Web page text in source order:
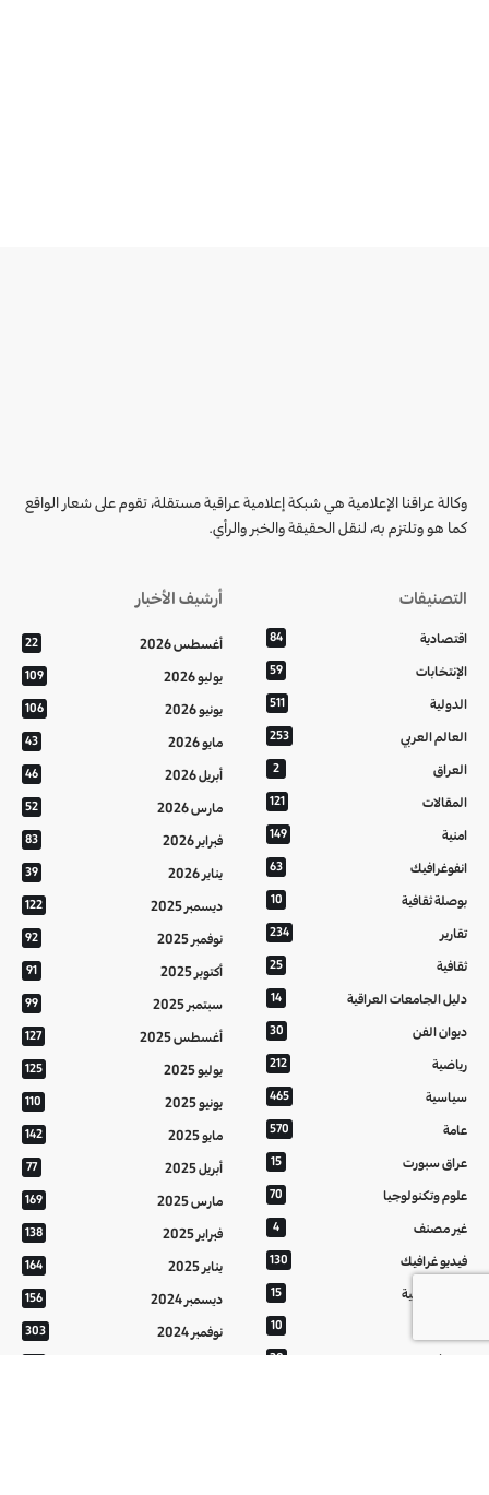
وكالة عراقنا الإعلامية هي شبكة إعلامية عراقية مستقلة، تقوم على شعار الواقع
كما هو وتلتزم به، لنقل الحقيقة والخبر والرأي.
التصنيفات
اقتصادية 84
الإنتخابات 59
الدولية 511
العالم العربي 253
العراق 2
المقالات 121
امنية 149
انفوغرافيك 63
بوصلة ثقافية 10
تقارير 234
ثقافية 25
دليل الجامعات العراقية 14
ديوان الفن 30
رياضية 212
سياسية 465
عامة 570
عراق سبورت 15
علوم وتكنولوجيا 70
غير مصنف 4
فيديو غرافيك 130
معالم عراقية 15
10
منوعات 20
أرشيف الأخبار
أغسطس 2026 22
يوليو 2026 109
يونيو 2026 106
مايو 2026 43
أبريل 2026 46
مارس 2026 52
فبراير 2026 83
يناير 2026 39
ديسمبر 2025 122
نوفمبر 2025 92
أكتوبر 2025 91
سبتمبر 2025 99
أغسطس 2025 127
يوليو 2025 125
يونيو 2025 110
مايو 2025 142
أبريل 2025 77
مارس 2025 169
فبراير 2025 138
يناير 2025 164
ديسمبر 2024 156
نوفمبر 2024 303